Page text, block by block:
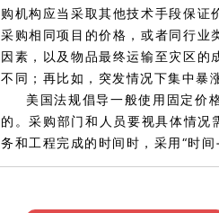
购机构应当采取其他技术手段保
采购相同项目的价格，或者同行业
因素，以及物品最终运输至灾区
不同；再比如，突发情况下集中暴
美国法规倡导一般使用固定价
的。采购部门和人员要视具体情况
务和工程完成的时间时，采用“时